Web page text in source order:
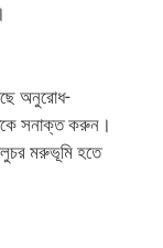
অনুরোধ-
সনাক্ত করুন।
মরুভূমি হতে